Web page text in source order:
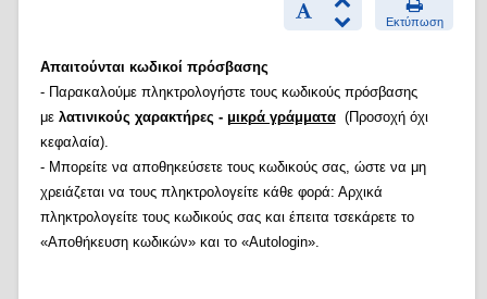
Εκτύπωση
Απαιτούνται κωδικοί πρόσβασης
- Παρακαλούμε πληκτρολογήστε τους κωδικούς πρόσβασης
με λατινικούς χαρακτήρες - μικρά γράμματα(Προσοχή όχι
κεφαλαία).
- Μπορείτε να αποθηκεύσετε τους κωδικούς σας, ώστε να μη
χρειάζεται να τους πληκτρολογείτε κάθε φορά: Αρχικά
πληκτρολογείτε τους κωδικούς σας και έπειτα τσεκάρετε το
«Αποθήκευση κωδικών» και το «Autologin».